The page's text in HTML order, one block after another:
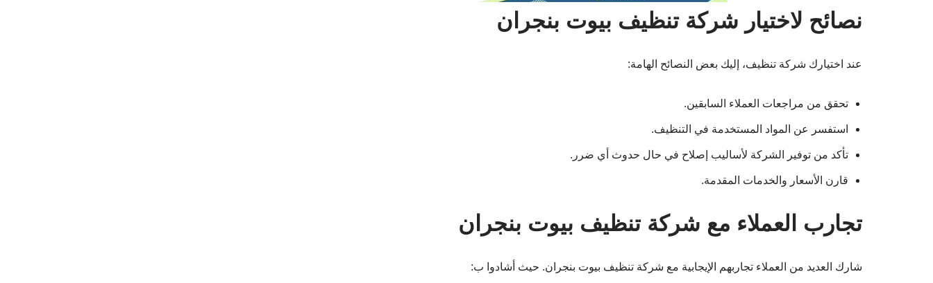
نصائح لاختيار شركة تنظيف بيوت بنجران
عند اختيارك شركة تنظيف، إليك بعض النصائح الهامة:
تحقق من مراجعات العملاء السابقين.
استفسر عن المواد المستخدمة في التنظيف.
تأكد من توفير الشركة لأساليب إصلاح في حال حدوث أي ضرر.
قارن الأسعار والخدمات المقدمة.
تجارب العملاء مع شركة تنظيف بيوت بنجران
شارك العديد من العملاء تجاربهم الإيجابية مع شركة تنظيف بيوت بنجران. حيث أشادوا ب: